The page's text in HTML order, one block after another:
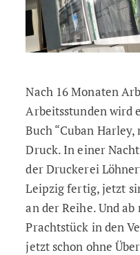
Nach 16 Monaten
Arbeitsstunden wird
Buch “Cuban
Druck. In einer
der Druckerei
Leipzig fertig, jetzt
an der Reihe. Und
Prachtstück in den
jetzt schon ohne